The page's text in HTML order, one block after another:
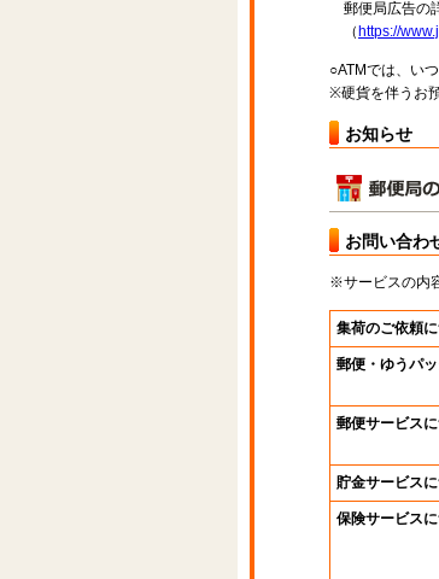
郵便局広告の
（ https://
○ATMでは、い
※硬貨を伴うお
お知らせ
お問い合わ
※サービスの内
集荷のご依頼
郵便・ゆうパ
郵便サービス
貯金サービス
保険サービス